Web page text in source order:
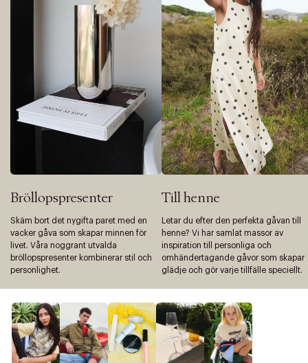
Bröllopspresenter
Skäm bort det nygifta paret med en
vacker gåva som skapar minnen för
livet. Våra noggrant utvalda
bröllopspresenter kombinerar stil och
personlighet.
Till henne
Letar du efter den perfekta gåvan till
henne? Vi har samlat massor av
inspiration till personliga och
omhändertagande gåvor som skapar
glädje och gör varje tillfälle speciellt.